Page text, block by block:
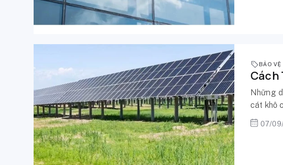
BẢO VỆ
Cách
Những
cát khô
07/